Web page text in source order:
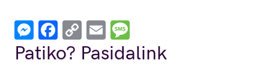
Messenger
Facebook
Copy
Link
Email
Patiko? Pasidalink